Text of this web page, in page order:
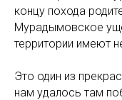
концу похода
Мурадымовское
территории имеют
Это один из
нам удалось там